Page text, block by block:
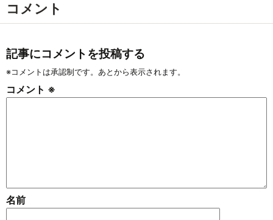
コメント
記事にコメントを投稿する
※コメントは承認制です。あとから表示されます。
コメント ※
名前